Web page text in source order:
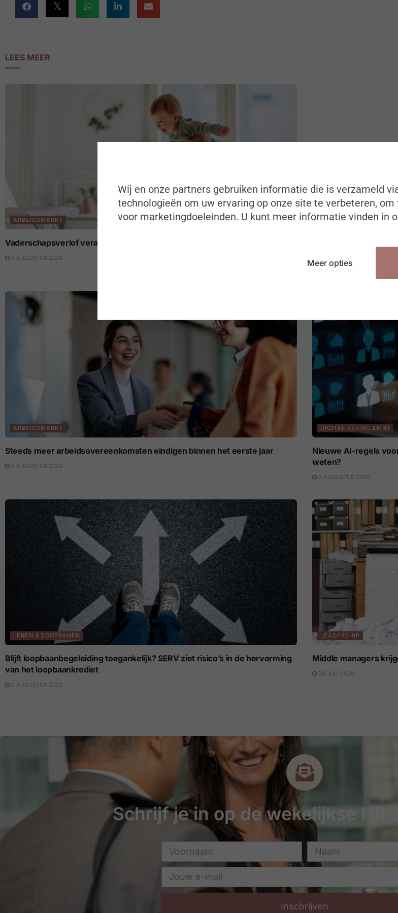
LEES MEER
ARBEIDSMARKT
Vaderschapsverlof verandert de loopbaan van beide partners
3 AUGUSTUS 2026
DIGITALISERING EN AI
Europese AI Act:
3 AUGUSTUS 2026
ARBEIDSMARKT
Steeds meer arbeidsovereenkomsten eindigen binnen het eerste jaar
2 AUGUSTUS 2026
DIGITALISERING EN AI
Nieuwe AI-regels
weten?
2 AUGUSTUS 2026
LEREN & LOOPBANEN
Blijft loopbaanbegeleiding toegankelijk? SERV ziet risico’s in de hervorming
van het loopbaankrediet
2 AUGUSTUS 2026
LEADERSHIP
Middle managers
28 JULI 2026
Schrijf je in op de wekelijkse
Inschrijven
Wij en onze partners gebruiken informatie die is verzameld
technologieën om uw ervaring op onze site te verbeteren,
voor marketingdoeleinden. U kunt meer informatie vinden in
Meer opties